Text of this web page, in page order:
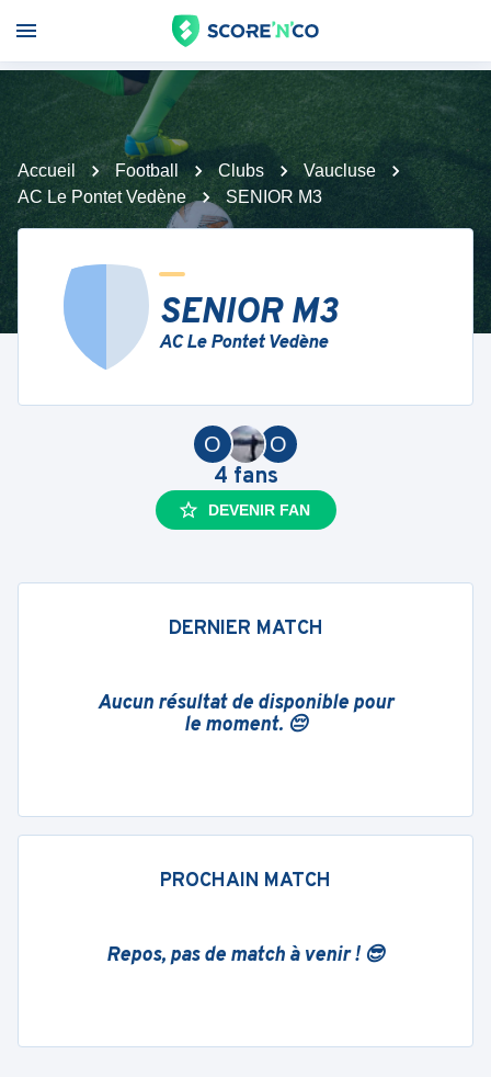
Accueil Football Clubs
Vaucluse
AC Le Pontet Vedène
SENIOR M3
SENIOR M3
AC Le Pontet Vedène
O
O
4 fans
DEVENIR FAN
DERNIER MATCH
Aucun résultat de disponible pour
le moment. 😔
PROCHAIN MATCH
Repos, pas de match à venir ! 😎